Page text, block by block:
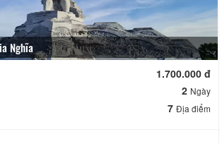
Nghĩa
1.700.000 đ
2 Ngày
7 Địa điểm